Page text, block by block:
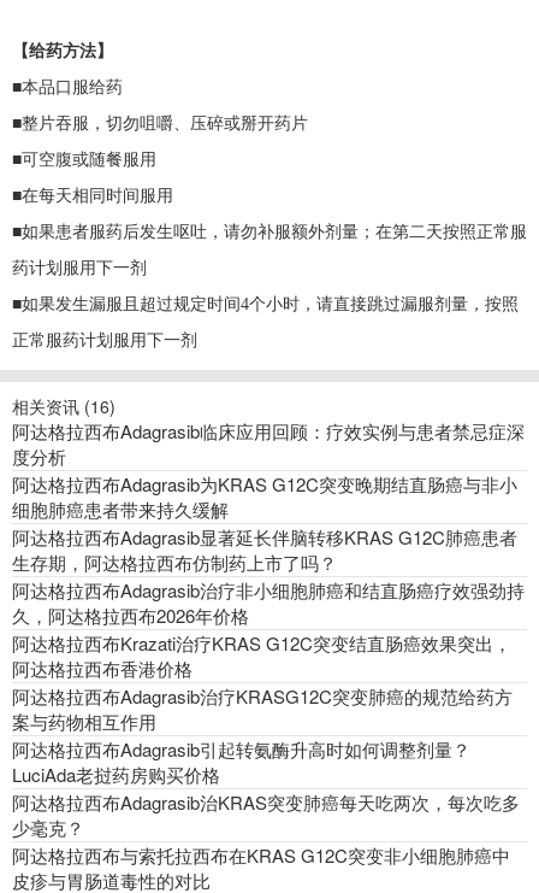
【给药方法】
■本品口服给药
■整片吞服，切勿咀嚼、压碎或掰开药片
■可空腹或随餐服用
■在每天相同时间服用
■如果患者服药后发生呕吐，请勿补服额外剂量；在第二天按照正常服
药计划服用下一剂
■如果发生漏服且超过规定时间4个小时，请直接跳过漏服剂量，按照
正常服药计划服用下一剂
相关资讯 (16)
阿达格拉西布Adagrasib临床应用回顾：疗效实例与患者禁忌症深
度分析
阿达格拉西布Adagrasib为KRAS G12C突变晚期结直肠癌与非小
细胞肺癌患者带来持久缓解
阿达格拉西布Adagrasib显著延长伴脑转移KRAS G12C肺癌患者
生存期，阿达格拉西布仿制药上市了吗？
阿达格拉西布Adagrasib治疗非小细胞肺癌和结直肠癌疗效强劲持
久，阿达格拉西布2026年价格
阿达格拉西布Krazati治疗KRAS G12C突变结直肠癌效果突出，
阿达格拉西布香港价格
阿达格拉西布Adagrasib治疗KRASG12C突变肺癌的规范给药方
案与药物相互作用
阿达格拉西布Adagrasib引起转氨酶升高时如何调整剂量？
LuciAda老挝药房购买价格
阿达格拉西布Adagrasib治KRAS突变肺癌每天吃两次，每次吃多
少毫克？
阿达格拉西布与索托拉西布在KRAS G12C突变非小细胞肺癌中
皮疹与胃肠道毒性的对比